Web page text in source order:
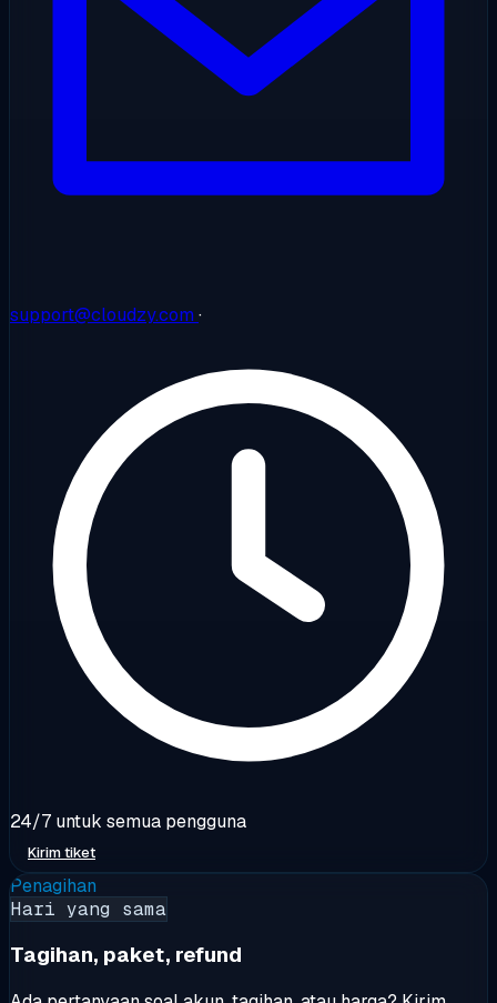
support@cloudzy.com ·
24/7 untuk semua pengguna
Kirim tiket
Penagihan
Hari yang sama
Tagihan, paket, refund